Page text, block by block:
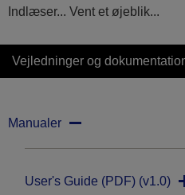
Indlæser... Vent et øjeblik...
Vejledninger og
Manualer
User's Guide (PDF) (v1.0)